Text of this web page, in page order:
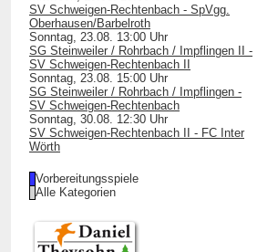
SV Schweigen-Rechtenbach - SpVgg.
Oberhausen/Barbelroth
Sonntag, 23.08. 13:00 Uhr
SG Steinweiler / Rohrbach / Impflingen II -
SV Schweigen-Rechtenbach II
Sonntag, 23.08. 15:00 Uhr
SG Steinweiler / Rohrbach / Impflingen -
SV Schweigen-Rechtenbach
Sonntag, 30.08. 12:30 Uhr
SV Schweigen-Rechtenbach II - FC Inter
Wörth
Vorbereitungsspiele
Alle Kategorien